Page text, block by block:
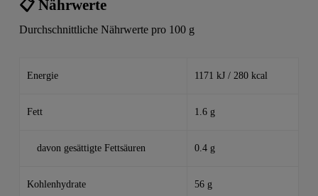
📋 Nährwerte
Durchschnittliche Nährwerte pro 100 g
Energie 1171 kJ / 280 kcal
Fett 1.6 g
davon gesättigte Fettsäuren 0.4 g
Kohlenhydrate 56 g